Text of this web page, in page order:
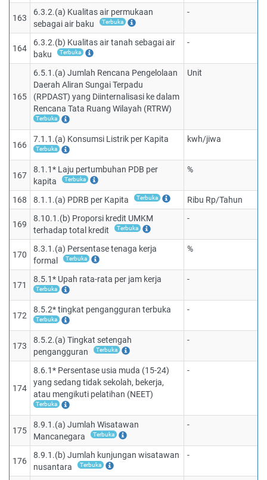
163
6.3.2.(a) Kualitas air permukaan
sebagai air baku
Terbuka
-
164
6.3.2.(b) Kualitas air tanah sebagai air
baku
Terbuka
-
165
6.5.1.(a) Jumlah Rencana Pengelolaan
Daerah Aliran Sungai Terpadu
(RPDAST) yang Diinternalisasi ke dalam
Rencana Tata Ruang Wilayah (RTRW)
Terbuka
Unit
166
7.1.1.(a) Konsumsi Listrik per Kapita
Terbuka
kwh/jiwa
167
8.1.1* Laju pertumbuhan PDB per
kapita
Terbuka
%
168 8.1.1.(a) PDRB per Kapita Terbuka Ribu Rp/Tahun
169
8.10.1.(b) Proporsi kredit UMKM
terhadap total kredit
Terbuka
-
170
8.3.1.(a) Persentase tenaga kerja
formal
Terbuka
%
171
8.5.1* Upah rata-rata per jam kerja
Terbuka
-
172
8.5.2* tingkat pengangguran terbuka
Terbuka
-
173
8.5.2.(a) Tingkat setengah
pengangguran
Terbuka
-
174
8.6.1* Persentase usia muda (15-24)
yang sedang tidak sekolah, bekerja,
atau mengikuti pelatihan (NEET)
Terbuka
-
175
8.9.1.(a) Jumlah Wisatawan
Mancanegara
Terbuka
-
176
8.9.1.(b) Jumlah kunjungan wisatawan
nusantara
Terbuka
-